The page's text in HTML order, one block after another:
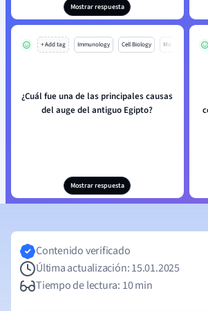
Mostrar respuesta
+ Add tag Immunology Cell Biology Mo
¿Cuál fue una de las principales causas
del auge del antiguo Egipto?
Mostrar respuesta
Contenido verificado
Última actualización: 15.01.2025
Tiempo de lectura: 10 min